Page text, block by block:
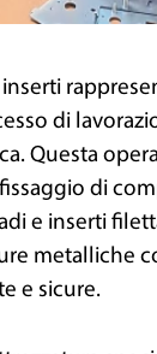
di
Questa
di
e inserti
metalliche
e sicure.